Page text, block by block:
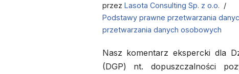
przez Lasota Consulting Sp. z o.o.
Podstawy prawne przetwarzania
przetwarzania danych osobowych
Nasz komentarz ekspercki dla
(DGP) nt. dopuszczalności